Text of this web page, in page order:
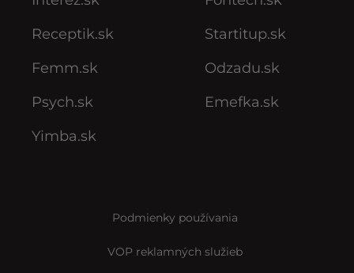
Receptik.sk
Femm.sk
Psych.sk
Yimba.sk
Startitup.sk
Odzadu.sk
Emefka.sk
Podmienky používania
VOP reklamných služieb